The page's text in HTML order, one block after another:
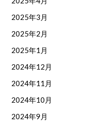
2025年3月
2025年2月
2025年1月
2024年12月
2024年11月
2024年10月
2024年9月